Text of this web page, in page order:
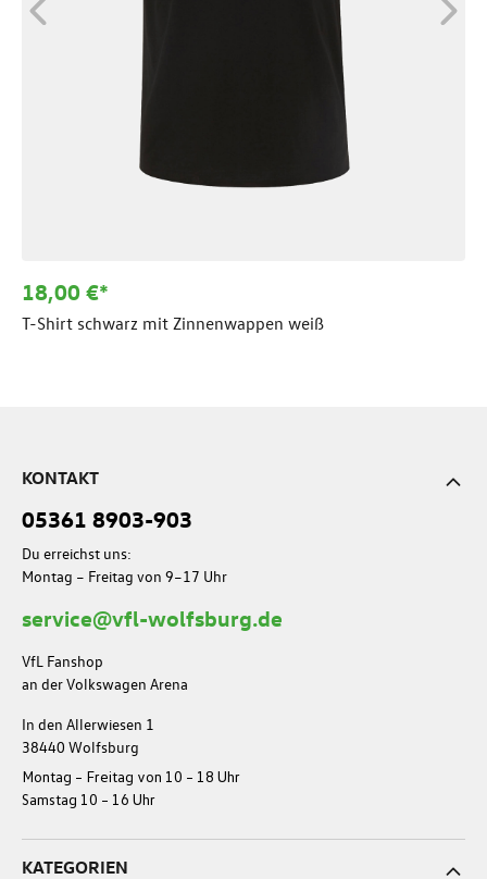
18,00 €*
T-Shirt schwarz mit Zinnenwappen weiß
KONTAKT
05361 8903-903
Du erreichst uns:
Montag – Freitag von 9–17 Uhr
service@vfl-wolfsburg.de
VfL Fanshop
an der Volkswagen Arena
In den Allerwiesen 1
38440 Wolfsburg
Montag – Freitag von 10 – 18 Uhr
Samstag 10 – 16 Uhr
KATEGORIEN